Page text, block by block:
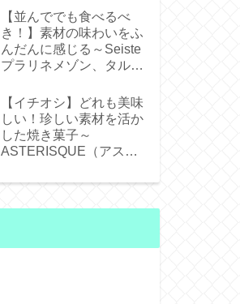
【並んででも食べるべ
き！】素材の味わいをふ
んだんに感じる～Seiste
プラリネメゾン、タルト
シトロン～
【イチオシ】どれも美味
しい！珍しい素材を活か
した焼き菓子～
ASTERISQUE（アステ